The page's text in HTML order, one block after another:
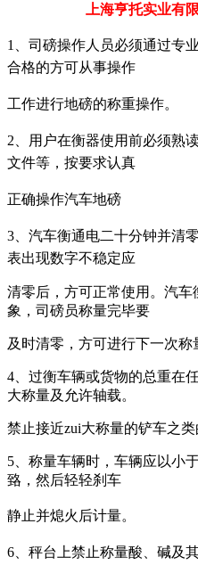
上海亨托实业有限
1、司磅操作人员必须通过专
合格的方可从事操作
工作进行地磅的称重操作。
2、用户在衡器使用前必须熟
文件等，按要求认真
正确操作汽车地磅
3、汽车衡通电二十分钟并清
表出现数字不稳定应
清零后，方可正常使用。汽
象，司磅员称量完毕要
及时清零，方可进行下一次称
4、过衡车辆或货物的总重在
大称量及允许轴载。
禁止接近zui大称量的铲车之类
5、称量车辆时，车辆应以小
臵，然后轻轻刹车
静止并熄火后计量。
6、秤台上禁止称量酸、碱及